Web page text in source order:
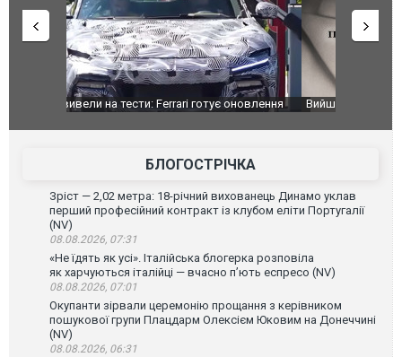
Вийшов трейлер нової екранізації легендарного
БЛОГОСТРІЧКА
Зріст — 2,02 метра: 18-річний вихованець Динамо уклав
перший професійний контракт із клубом еліти Португалії
(NV)
08.08.2026, 07:31
«Не їдять як усі». Італійська блогерка розповіла
як харчуються італійці — вчасно п’ють еспресо (NV)
08.08.2026, 07:01
Окупанти зірвали церемонію прощання з керівником
пошукової групи Плацдарм Олексієм Юковим на Донеччині
(NV)
08.08.2026, 06:31